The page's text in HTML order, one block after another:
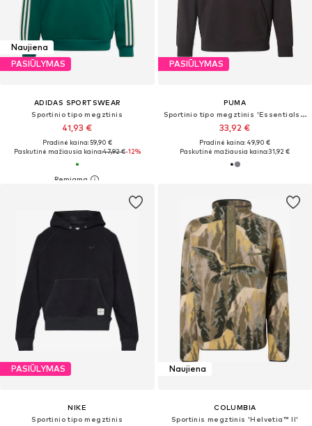
Naujiena
PASIŪLYMAS
ADIDAS SPORTSWEAR
Sportinio tipo megztinis
41,93 €
Pradinė kaina: 59,90 €
Paskutinė mažiausia kaina:47,92 €-12%
PASIŪLYMAS
PUMA
Sportinio tipo megztinis 'Essentials No. 1'
33,92 €
Pradinė kaina: 49,90 €
Paskutinė mažiausia kaina:31,92 €
PASIŪLYMAS
NIKE
Sportinio tipo megztinis
Naujiena
COLUMBIA
Sportinis megztinis 'Helvetia™ II'